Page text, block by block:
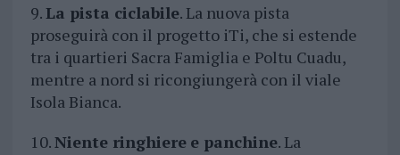
9.La pista ciclabile. La nuova pista
proseguirà con il progetto iTi, che si estende
tra i quartieri Sacra Famiglia e Poltu Cuadu,
mentre a nord si ricongiungerà con il viale
Isola Bianca.
10.Niente ringhiere e panchine. La